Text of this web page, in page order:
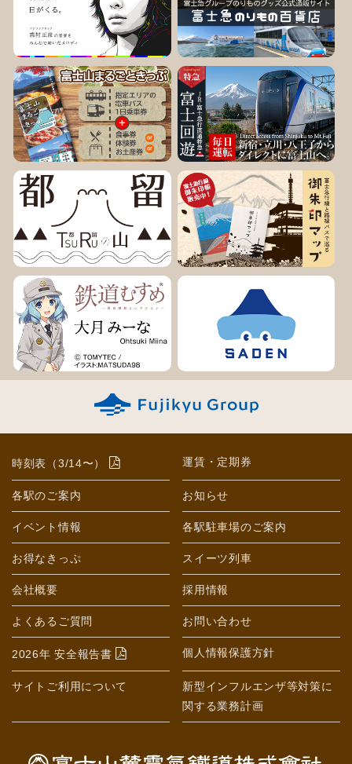
時刻表（3/14〜） 運賃・定期券
各駅のご案内 お知らせ
イベント情報 各駅駐車場のご案内
お得なきっぷ スイーツ列車
会社概要 採用情報
よくあるご質問 お問い合わせ
2026年 安全報告書 個人情報保護方針
サイトご利用について
新型インフルエンザ等対策に
関する業務計画